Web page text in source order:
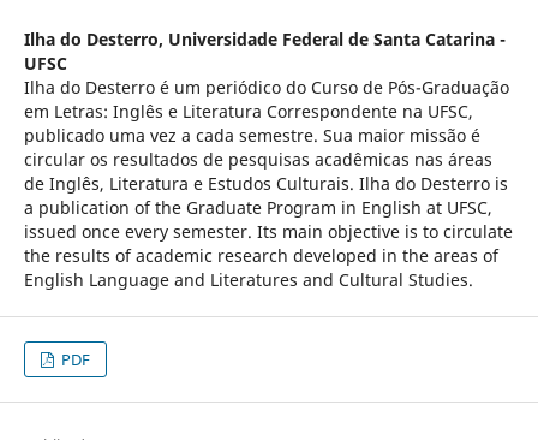
Ilha do Desterro, Universidade Federal de Santa Catarina -
UFSC
Ilha do Desterro é um periódico do Curso de Pós-Graduação
em Letras: Inglês e Literatura Correspondente na UFSC,
publicado uma vez a cada semestre. Sua maior missão é
circular os resultados de pesquisas acadêmicas nas áreas
de Inglês, Literatura e Estudos Culturais. Ilha do Desterro is
a publication of the Graduate Program in English at UFSC,
issued once every semester. Its main objective is to circulate
the results of academic research developed in the areas of
English Language and Literatures and Cultural Studies.
PDF